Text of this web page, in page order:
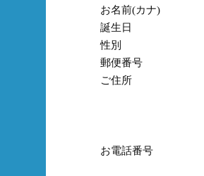
お名前(カナ)
誕生日
性別
郵便番号
ご住所
お電話番号